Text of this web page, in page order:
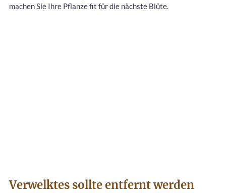
machen Sie Ihre Pflanze fit für die nächste Blüte.
Verwelktes sollte entfernt werden